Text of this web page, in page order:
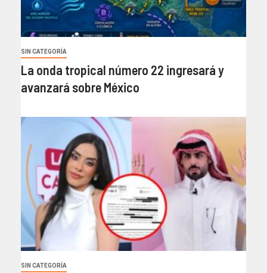
SIN CATEGORÍA
La onda tropical número 22 ingresará y
avanzará sobre México
SIN CATEGORÍA